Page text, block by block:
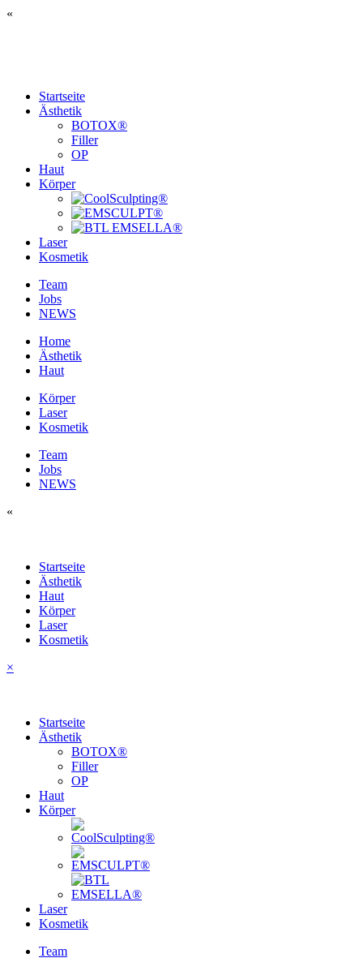
«
Startseite
Ästhetik
BOTOX®
Filler
OP
Haut
Körper
Laser
Kosmetik
Team
Jobs
NEWS
Home
Ästhetik
Haut
Körper
Laser
Kosmetik
Team
Jobs
NEWS
«
Startseite
Ästhetik
Haut
Körper
Laser
Kosmetik
×
Startseite
Ästhetik
BOTOX®
Filler
OP
Haut
Körper
Laser
Kosmetik
Team